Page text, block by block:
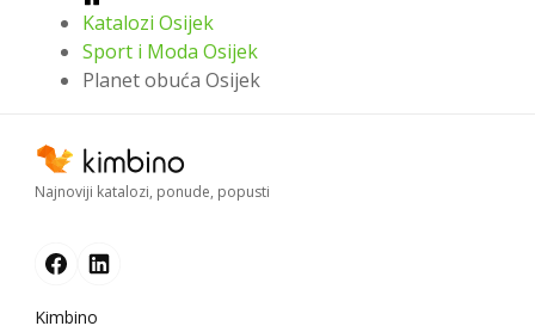
Katalozi Osijek
Sport i Moda Osijek
Planet obuća Osijek
Najnoviji katalozi, ponude, popusti
Kimbino